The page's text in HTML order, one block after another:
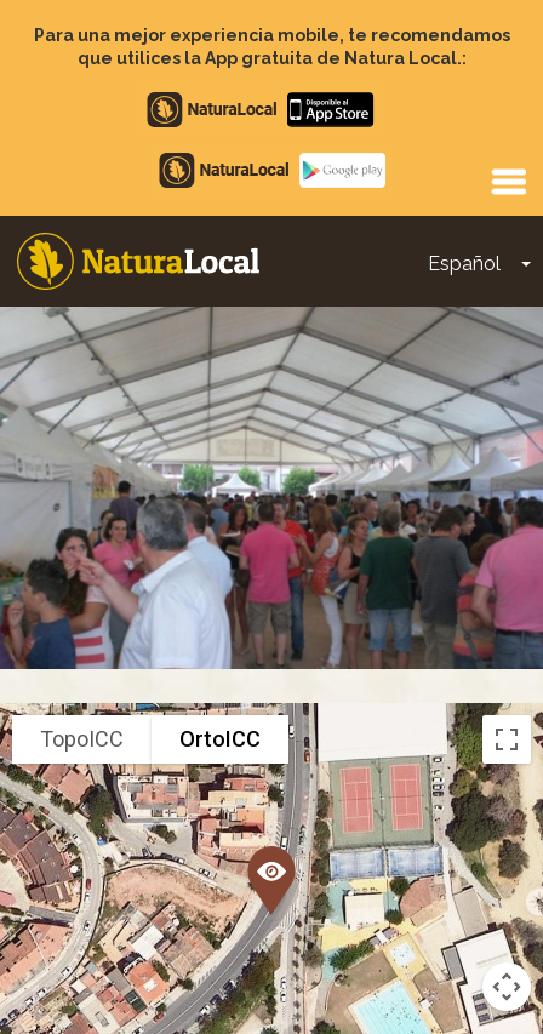
contenido
Para una mejor experiencia mobile, te recomendamos
que utilices la App gratuita de Natura Local.:
Apple
store
Google
Play
Español
Main
navigation
TopoICC OrtoICC